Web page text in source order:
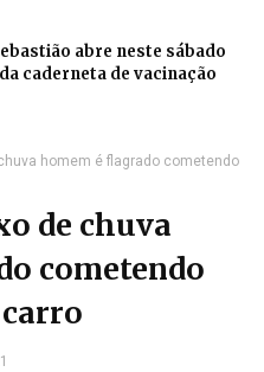
abre neste sábado
caderneta de vacinação
homem é flagrado cometendo
de chuva
cometendo